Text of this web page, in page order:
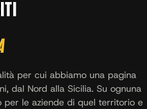
per cui abbiamo una pagina
dal Nord alla Sicilia. Su ognuna
per le aziende di quel territorio e